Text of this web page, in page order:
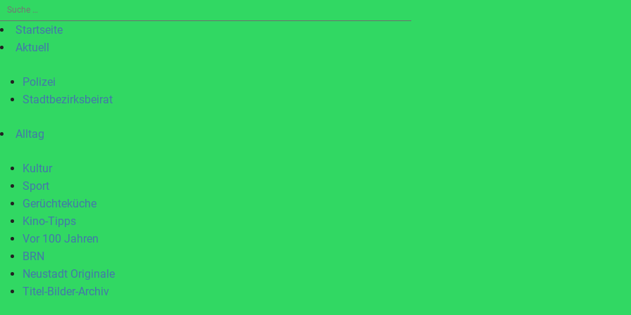
Suche
nach:Startseite
Aktuell
Polizei
Stadtbezirksbeirat
Alltag
Kultur
Sport
Gerüchteküche
Kino-Tipps
Vor 100 Jahren
BRN
Neustadt Originale
Titel-Bilder-Archiv